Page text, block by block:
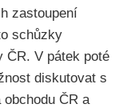
zastoupení
schůzky
ČR. V pátek poté
diskutovat s
ČR a